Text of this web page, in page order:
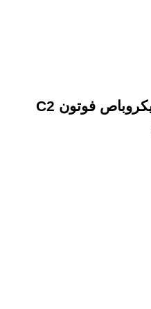
تصميم داخلي واسع في ميكروباص فوتون C2